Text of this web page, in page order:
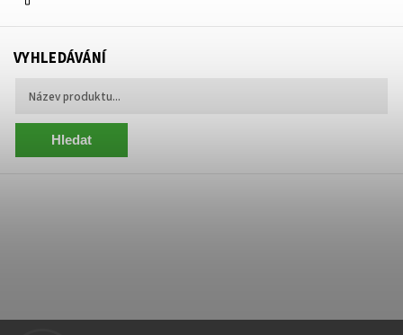
VYHLEDÁVÁNÍ
Hledat